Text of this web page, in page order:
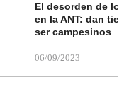
El desorden de
en la ANT: dan
ser campesinos
06/09/2023